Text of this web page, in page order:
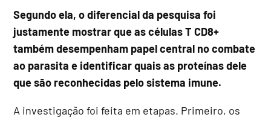
Segundo ela, o diferencial da pesquisa foi
justamente mostrar que as células T CD8+
também desempenham papel central no combate
ao parasita e identificar quais as proteínas dele
que são reconhecidas pelo sistema imune.
A investigação foi feita em etapas. Primeiro, os